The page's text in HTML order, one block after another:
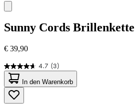
Sunny Cords Brillenkette
€ 39,90
4.7 (3)
4.7
von
5
Sternen.
3
In den Warenkorb